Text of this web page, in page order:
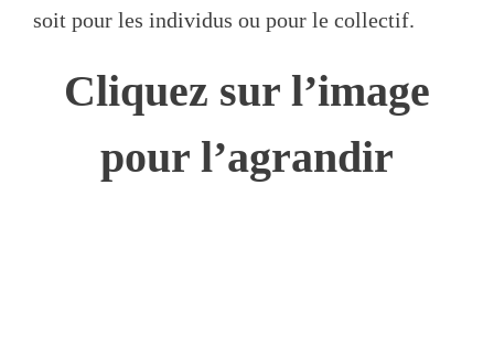
soit pour les individus ou pour le collectif.
Cliquez sur l’image
pour l’agrandir